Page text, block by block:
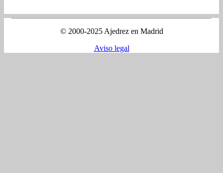
© 2000-2025 Ajedrez en Madrid
Aviso legal